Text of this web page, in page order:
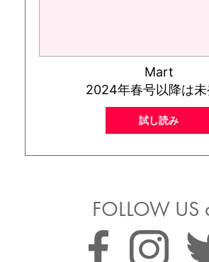
Mart
2024年春号以降は未
試し読み
FOLLOW US